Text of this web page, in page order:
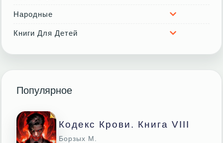
Народные
Книги Для Детей
Популярное
Кодекс Крови. Книга VIII
Борзых М.